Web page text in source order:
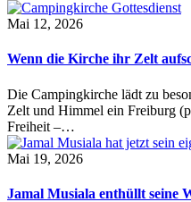
Mai 12, 2026
Wenn die Kirche ihr Zelt
Die Campingkirche lädt zu
Zelt und Himmel ein Freiburg
Freiheit –…
Mai 19, 2026
Jamal Musiala enthüllt seine